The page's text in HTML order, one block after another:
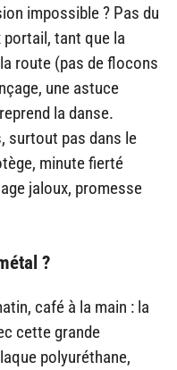
impossible ? Pas du
tant que la
route (pas de flocons
une astuce
la danse.
surtout pas dans le
minute fierté
jaloux, promesse
?
café à la main : la
cette grande
polyuréthane,